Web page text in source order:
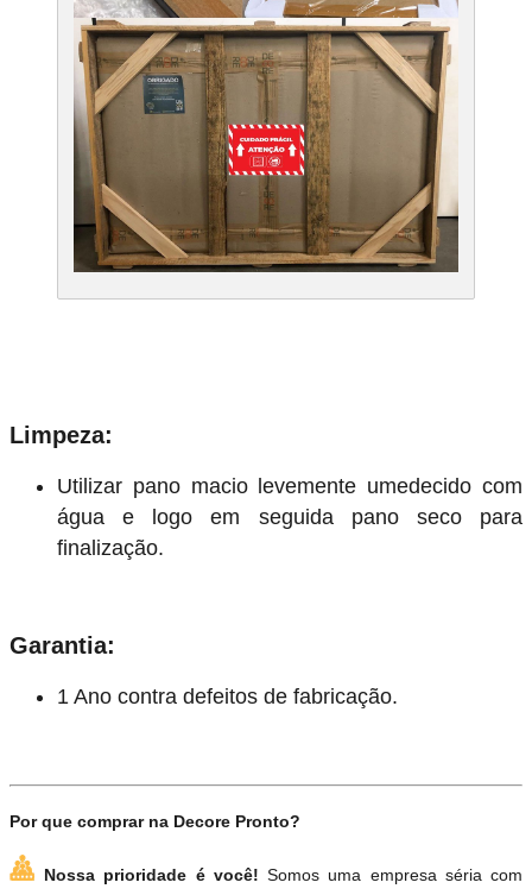
Limpeza:
Utilizar pano macio levemente umedecido com
gua e logo em seguida pano seco para
finalização.
Garantia:
1 Ano contra defeitos de fabricação.
Por que comprar na Decore Pronto?
Nossa prioridade é você!Somos uma empresa séria com